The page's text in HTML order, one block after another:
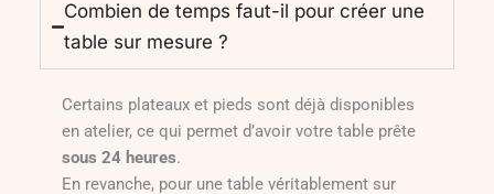
Combien de temps faut-il pour créer une
table sur mesure ?
Certains plateaux et pieds sont déjà disponibles
en atelier, ce qui permet d’avoir votre table prête
sous 24 heures.
En revanche, pour une table véritablement sur